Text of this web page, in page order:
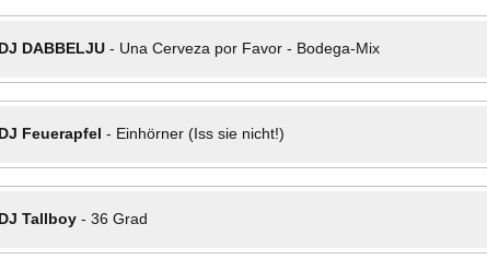
DJ DABBELJU- Una Cerveza por Favor - Bodega-Mix
DJ Feuerapfel - Einhörner (Iss sie nicht!)
DJ Tallboy- 36 Grad